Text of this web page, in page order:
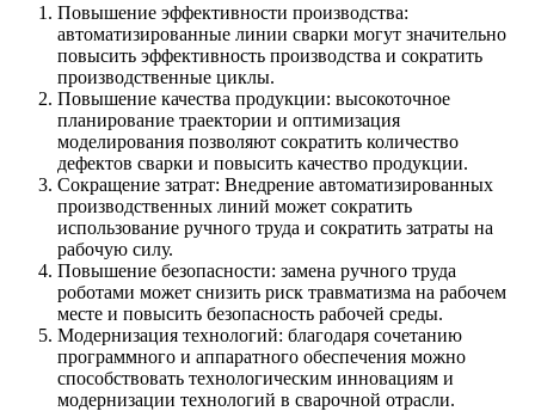
Повышение эффективности производства:
автоматизированные линии сварки могут значительно
повысить эффективность производства и сократить
производственные циклы.
Повышение качества продукции: высокоточное
планирование траектории и оптимизация
моделирования позволяют сократить количество
дефектов сварки и повысить качество продукции.
Сокращение затрат: Внедрение автоматизированных
производственных линий может сократить
использование ручного труда и сократить затраты на
рабочую силу.
Повышение безопасности: замена ручного труда
роботами может снизить риск травматизма на рабочем
месте и повысить безопасность рабочей среды.
Модернизация технологий: благодаря сочетанию
программного и аппаратного обеспечения можно
способствовать технологическим инновациям и
модернизации технологий в сварочной отрасли.